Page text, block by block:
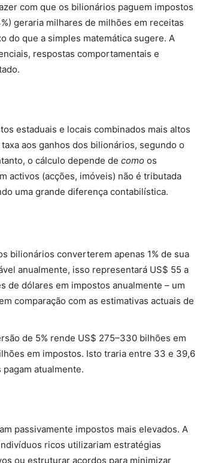
com que os bilionários paguem impostos
geraria milhares de milhões em receitas
do que a simples matemática sugere. A
respostas comportamentais e
estaduais e locais combinados mais altos
aos ganhos dos bilionários, segundo o
o cálculo depende de como os
activos (acções, imóveis) não é tributada
uma grande diferença contabilística.
bilionários converterem apenas 1% de sua
anualmente, isso representará US$ 55 a
de dólares em impostos anualmente – um
comparação com as estimativas actuais de
de 5% rende US$ 275–330 bilhões em
em impostos. Isto traria entre 33 e 39,6
atualmente.
passivamente impostos mais elevados. A
ricos utilizariam estratégias
ou estruturar acordos para minimizar